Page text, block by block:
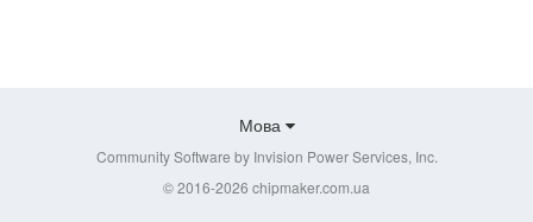
Мова
Community Software by Invision Power Services, Inc.
© 2016-2026 chipmaker.com.ua